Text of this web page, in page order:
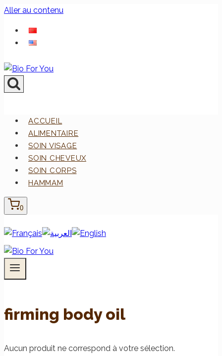
Aller au contenu
ACCUEIL
ALIMENTAIRE
SOIN VISAGE
SOIN CHEVEUX
SOIN CORPS
HAMMAM
0
firming body oil
Aucun produit ne correspond à votre sélection.